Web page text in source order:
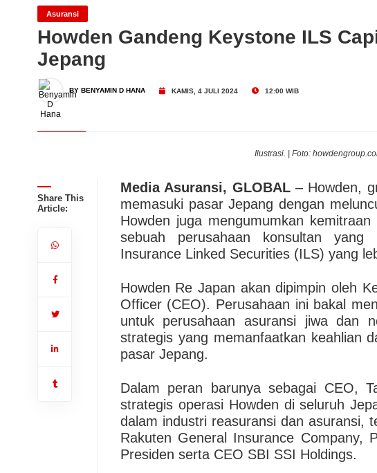
Asuransi
Howden Gandeng Keystone ILS
Jepang
BY BENYAMIN D HANA KAMIS, 4 JULI 2024 12:00 WIB
Ilustrasi. | Foto:
Share This
Article:
Media Asuransi, GLOBAL– Howden,
memasuki pasar Jepang dengan
Howden juga mengumumkan
sebuah perusahaan konsultan yang
Insurance Linked Securities (ILS) yang
Howden Re Japan akan dipimpin oleh
Officer (CEO). Perusahaan ini bakal
untuk perusahaan asuransi jiwa dan
strategis yang memanfaatkan keahlian
pasar Jepang.
Dalam peran barunya sebagai CEO,
strategis operasi Howden di seluruh
dalam industri reasuransi dan asuransi,
Rakuten General Insurance Company,
Presiden serta CEO SBI SSI Holdings.